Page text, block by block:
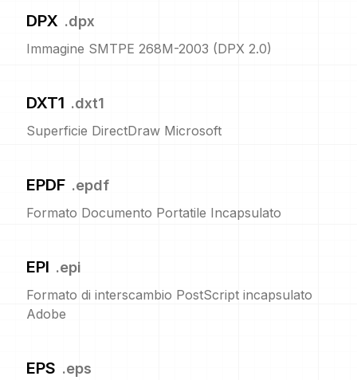
DPX .dpx
Immagine SMTPE 268M-2003 (DPX 2.0)
DXT1 .dxt1
Superficie DirectDraw Microsoft
EPDF .epdf
Formato Documento Portatile Incapsulato
EPI .epi
Formato di interscambio PostScript incapsulato
Adobe
EPS .eps